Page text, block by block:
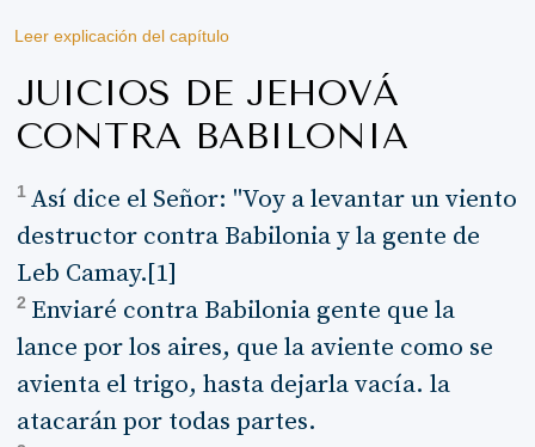
Leer explicación del capítulo
JUICIOS DE JEHOVÁ
CONTRA BABILONIA
1 Así dice el Señor: "Voy a levantar un viento
destructor contra Babilonia y la gente de
Leb Camay.[1]
2 Enviaré contra Babilonia gente que la
lance por los aires, que la aviente como se
avienta el trigo, hasta dejarla vacía. la
atacarán por todas partes.